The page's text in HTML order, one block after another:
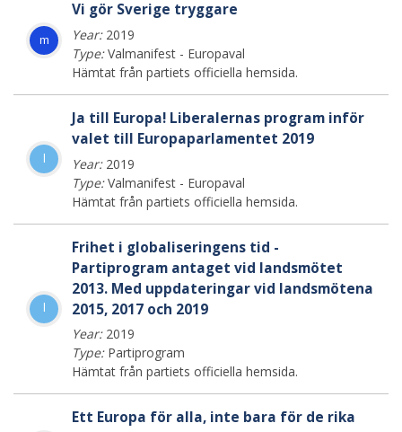
m
Vi gör Sverige tryggare
Year:2019
Type:Valmanifest - Europaval
Hämtat från partiets officiella hemsida.
Ja till Europa! Liberalernas program inför
valet till Europaparlamentet 2019
Year:2019
Type:Valmanifest - Europaval
Hämtat från partiets officiella hemsida.
Frihet i globaliseringens tid -
Partiprogram antaget vid landsmötet
2013. Med uppdateringar vid landsmötena
2015, 2017 och 2019
Year:2019
Type:Partiprogram
Hämtat från partiets officiella hemsida.
Ett Europa för alla, inte bara för de rika